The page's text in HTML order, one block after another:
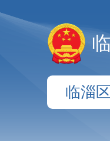
临淄